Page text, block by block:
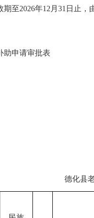
至2026年12月31日止，
助申请审批表
德化县